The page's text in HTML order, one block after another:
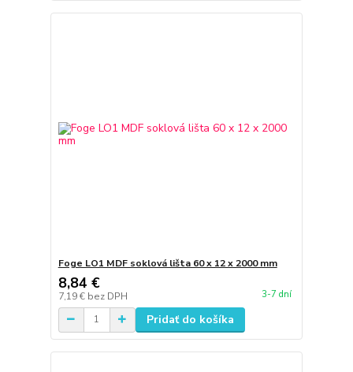
Foge LO1 MDF soklová lišta 60 x 12 x 2000 mm
8,84 €
7,19 € bez DPH 3-7 dní
Pridať do košíka